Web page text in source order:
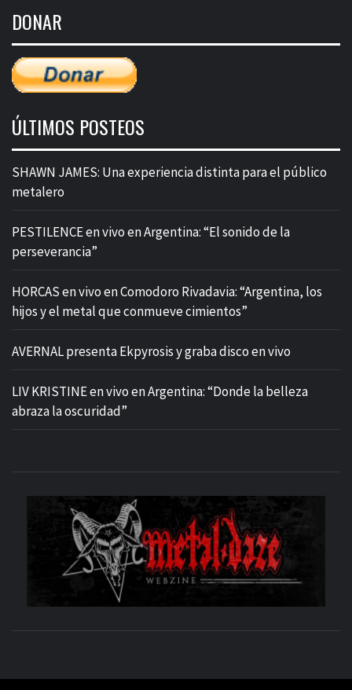
entradas
DONAR
ÚLTIMOS POSTEOS
SHAWN JAMES: Una experiencia distinta para el público
metalero
PESTILENCE en vivo en Argentina: “El sonido de la
perseverancia”
HORCAS en vivo en Comodoro Rivadavia: “Argentina, los
hijos y el metal que conmueve cimientos”
AVERNAL presenta Ekpyrosis y graba disco en vivo
LIV KRISTINE en vivo en Argentina: “Donde la belleza
abraza la oscuridad”